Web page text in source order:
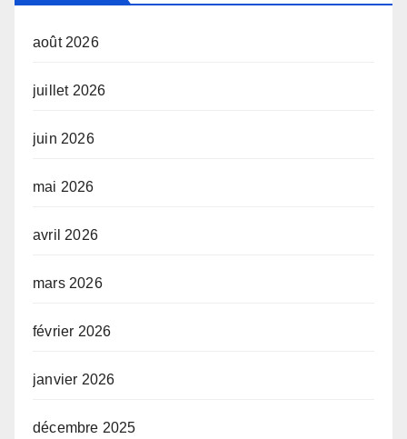
août 2026
juillet 2026
juin 2026
mai 2026
avril 2026
mars 2026
février 2026
janvier 2026
décembre 2025